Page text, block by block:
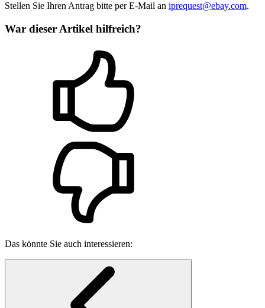
Stellen Sie Ihren Antrag bitte per E-Mail an iprequest@ebay.com.
War dieser Artikel hilfreich?
Das könnte Sie auch interessieren: